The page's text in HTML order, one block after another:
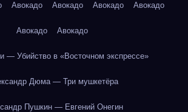
Авокадо Авокадо Авокадо Авокадо
Авокадо Авокадо
— Убийство в «Восточном экспрессе»
Дюма — Три мушкетёра
Пушкин — Евгений Онегин